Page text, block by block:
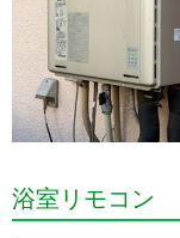
浴室リモコン